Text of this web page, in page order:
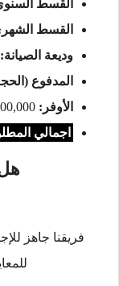
القسط
القسط
وديعة الصيانة:
المدفوع
الأوفر:
اجمالي المطلوب:
فريقنا جاهز